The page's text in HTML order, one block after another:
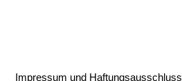
Impressum und Haftungsausschluss